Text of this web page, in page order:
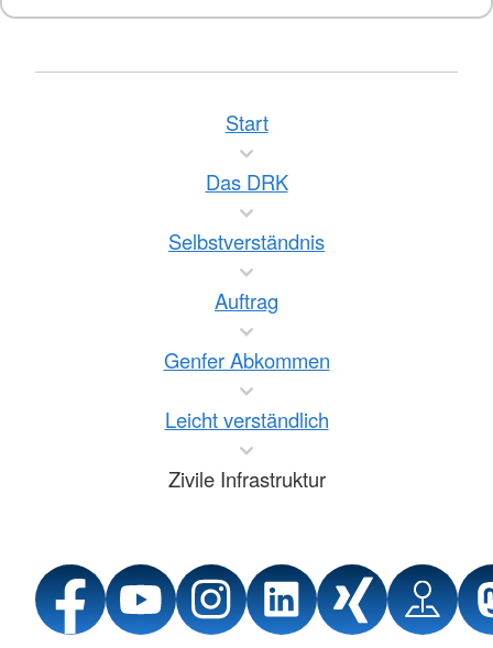
Start
Das DRK
Selbstverständnis
Auftrag
Genfer Abkommen
Leicht verständlich
Zivile Infrastruktur